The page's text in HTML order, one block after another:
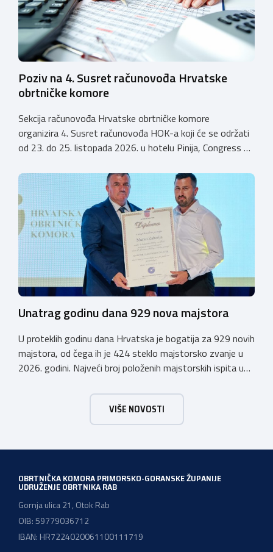
Poziv na 4. Susret računovođa Hrvatske
obrtničke komore
Sekcija računovođa Hrvatske obrtničke komore
organizira 4. Susret računovođa HOK-a koji će se održati
od 23. do 25. listopada 2026. u hotelu Pinija, Congress &
otvoren u petak, 23. listopada 2026. u
poslijepodnevnim, uz uvodno predavanje i pozdrav
domaćina. Tijekom subote, 24. listopada, održavat će se
predavanja, interaktivne radionice te okrugli stolovi na
aktualne teme. […]
Unatrag godinu dana 929 nova majstora
U proteklih godinu dana Hrvatska je bogatija za 929 novih
majstora, od čega ih je 424 steklo majstorsko zvanje u
2026. godini. Najveći broj položenih majstorskih ispita u
majstor elektroinstalater, majstor frizer, majstor
vodoinstalatera, instalatera grijanja i klimatizacije te
majstora automehaničara. Najveći broj navedenih
VIŠE NOVOSTI
OBRTNIČKA KOMORA PRIMORSKO-GORANSKE ŽUPANIJE
UDRUŽENJE OBRTNIKA RAB
Gornja ulica 21, Otok Rab
OIB: 59779036712
IBAN: HR7224020061100111719